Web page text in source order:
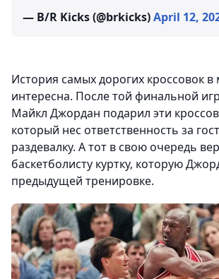
— B/R Kicks (@brkicks)April 12,
История самых дорогих кроссовок в
интересна. После той финальной
Майкл Джордан подарил эти
который нес ответственность за
раздевалку. А тот в свою очередь
баскетболисту куртку, которую
предыдущей тренировке.